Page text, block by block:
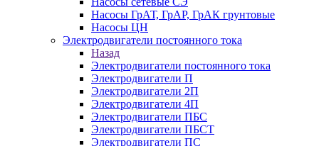
Насосы ГрАТ, ГрАР, ГрАК грунтовые
Насосы ЦН
Электродвигатели постоянного тока
Назад
Электродвигатели постоянного тока
Электродвигатели П
Электродвигатели 2П
Электродвигатели 4П
Электродвигатели ПБС
Электродвигатели ПБСТ
Электродвигатели ПС